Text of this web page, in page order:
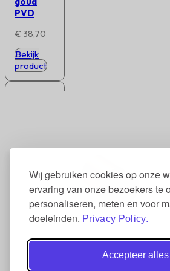
Wij gebruiken cookies op onze
ervaring van onze bezoekers te
personaliseren, meten en voor
doeleinden. Privacy Policy.
Accepteer alles
PVD
€ 38,70
Bekijk
product